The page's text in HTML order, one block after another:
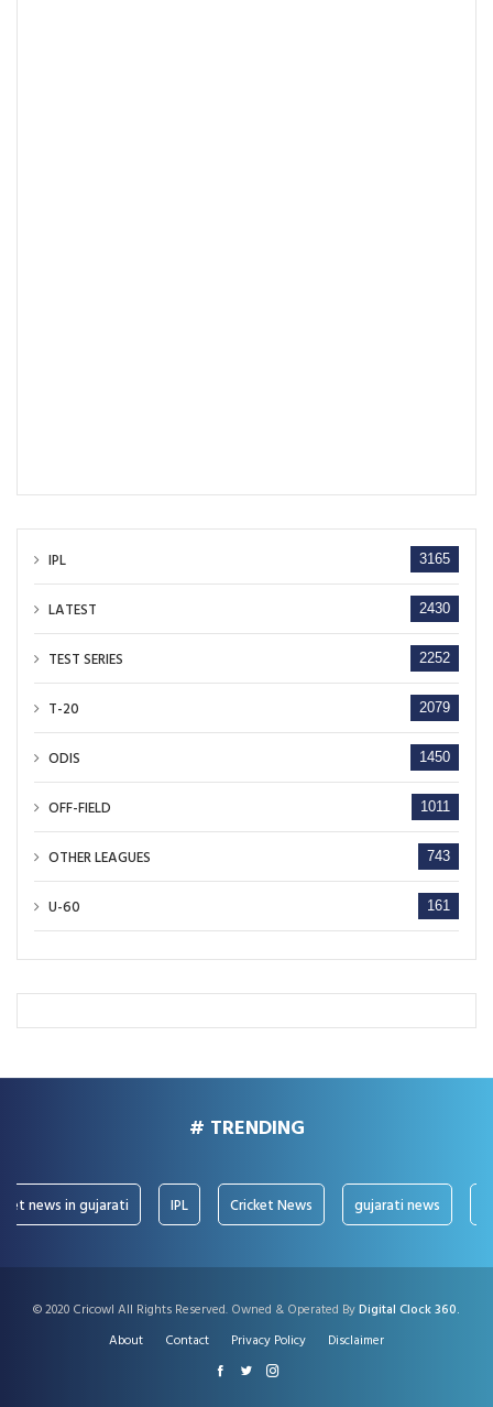
IPL 3165
LATEST 2430
TEST SERIES 2252
T-20 2079
ODIS 1450
OFF-FIELD 1011
OTHER LEAGUES 743
U-60 161
# TRENDING
news in gujarati Cricket News gujarati news
© 2020 Cricowl All Rights Reserved. Owned & Operated ByDigital Clock 360.
About
Contact Privacy Policy Disclaimer